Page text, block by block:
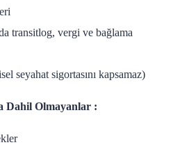
transitlog, vergi ve bağlama
seyahat sigortasını kapsamaz)
Dahil Olmayanlar :